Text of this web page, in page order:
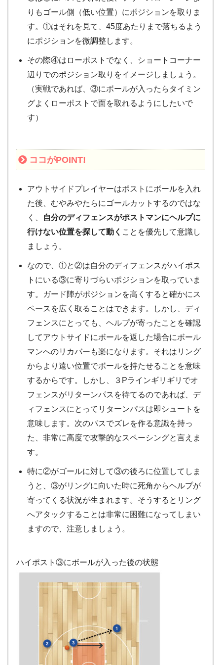
りもゴール側（低い位置）にポジションを取りま
す。①はそれを見て、45度あたりまで落ちるよう
にポジションを微調整します。
その際④はローポストでなく、ショートコーナー
辺りでのポジション取りをイメージしましょう。
（実戦であれば、③にボールが入ったらタイミン
グよくローポストで面を取れるようにしたいで
す）
ココがPOINT!
アウトサイドプレイヤーはポストにボールを入れ
た後、むやみやたらにゴールカットするのではな
く、 自分のディフェンスがポストマンにヘルプに
行けない位置を探して動く ことを優先して意識し
ましょう。
なので、①と②は自分のディフェンスがハイポス
トにいる③に寄りづらいポジションを取っていま
す。ガード陣がポジションを高くすると確かにス
ペースを広く取ることはできます。しかし、ディ
フェンスにとっても、ヘルプが寄ったことを確認
してアウトサイドにボールを返した場合にボール
マンへのリカバーも楽になります。それはリング
からより遠い位置でボールを持たせることを意味
するからです。しかし、３Pラインギリギリでオ
フェンスがリターンパスを待てるのであれば、デ
ィフェンスにとってリターンパスは即シュートを
意味します。次のパスでズレを作る意識を持っ
た、非常に高度で攻撃的なスペーシングと言えま
す。
特に②がゴールに対して③の後ろに位置してしま
うと、③がリングに向いた時に死角からヘルプが
寄ってくる状況が生まれます。そうするとリング
へアタックすることは非常に困難になってしまい
ますので、注意しましょう。
ハイポスト③にボールが入った後の状態